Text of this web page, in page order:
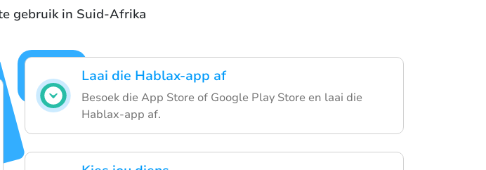
gebruik in Suid-Afrika
Laai die Hablax-app af
Besoek die App Store of Google Play Store en laai die
Hablax-app af.